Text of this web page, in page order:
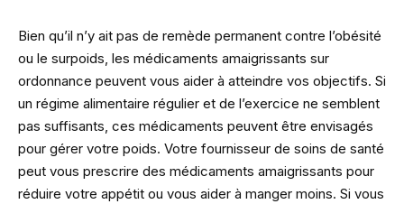
Bien qu’il n’y ait pas de remède permanent contre l’obésité
ou le surpoids, les médicaments amaigrissants sur
ordonnance peuvent vous aider à atteindre vos objectifs. Si
un régime alimentaire régulier et de l’exercice ne semblent
pas suffisants, ces médicaments peuvent être envisagés
pour gérer votre poids. Votre fournisseur de soins de santé
peut vous prescrire des médicaments amaigrissants pour
réduire votre appétit ou vous aider à manger moins. Si vous